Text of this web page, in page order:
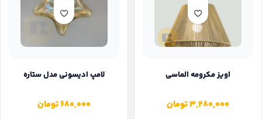
اویز مکرومه الماسی
3,280,000تومان
لامپ ادیسونی مدل ستاره
680,000تومان